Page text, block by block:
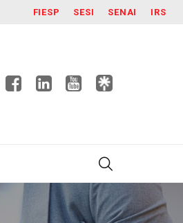
FIESP SESI SENAI IRS